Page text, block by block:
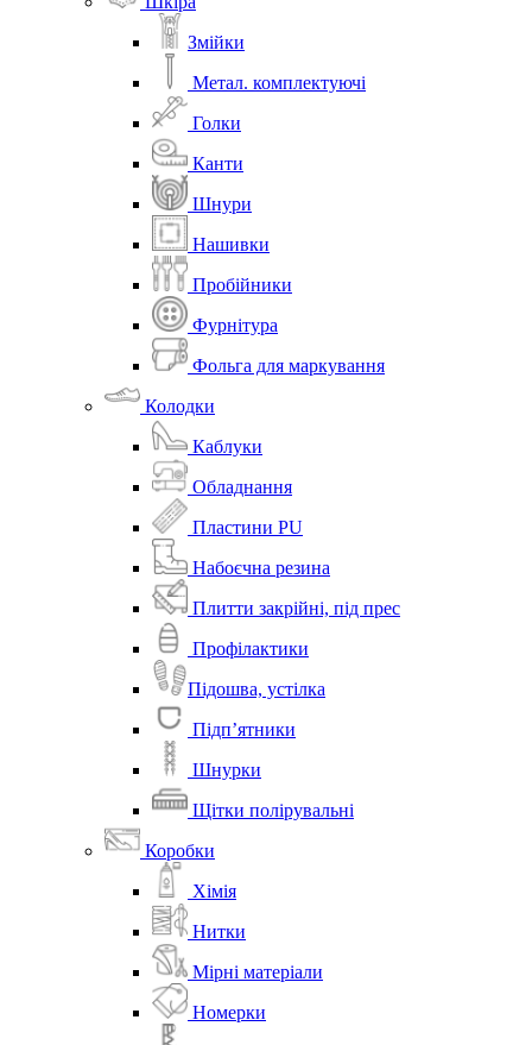
Змійки
Метал. комплектуючі
Голки
Канти
Шнури
Нашивки
Пробійники
Фурнітура
Фольга для маркування
Колодки
Каблуки
Обладнання
Пластини PU
Набоєчна резина
Плитти закрійні, під прес
Профілактики
Підошва, устілка
Підп’ятники
Шнурки
Щітки полірувальні
Коробки
Хімія
Нитки
Мірні матеріали
Номерки